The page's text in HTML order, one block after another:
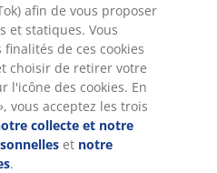
afin de vous proposer
et statiques. Vous
de ces cookies
choisir de retirer votre
l'icône des cookies. En
vous acceptez les trois
collecte et notre
et notre
.